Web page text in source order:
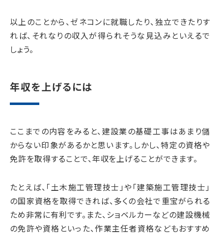
以上のことから、ゼネコンに就職したり、独立できたりす
れば、それなりの収入が得られそうな見込みといえるで
しょう。
年収を上げるには
ここまでの内容をみると、建設業の基礎工事はあまり儲
からない印象があるかと思います。しかし、特定の資格や
免許を取得することで、年収を上げることができます。
たとえば、「土木施工管理技士」や「建築施工管理技士」
の国家資格を取得できれば、多くの会社で重宝がられる
ため非常に有利です。また、ショベルカーなどの建設機械
の免許や資格といった、作業主任者資格などもおすすめ